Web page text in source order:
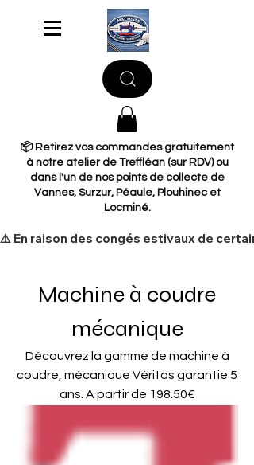
📦 Retirez vos commandes gratuitement
à notre atelier de Treffléan (sur RDV) ou
dans l'un de nos points de collecte de
Vannes, Surzur, Péaule, Plouhinec et
Locminé.
​⚠️ En raison des congés estivaux de
Machine à coudre
mécanique
Découvrez la gamme de machine à
coudre, mécanique Véritas garantie 5
ans. A partir de 198.50€